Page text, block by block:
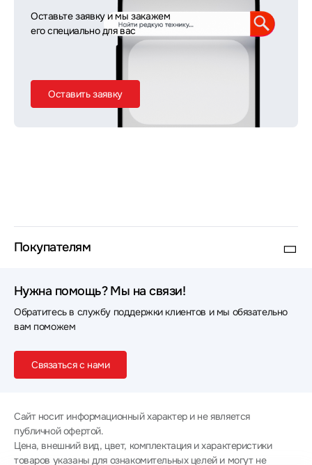
Оставьте заявку и мы закажем
его специально для вас
Оставить заявку
Покупателям
Нужна помощь? Мы на связи!
Обратитесь в службу поддержки клиентов и мы обязательно
вам поможем
Связаться с нами
Сайт носит информационный характер и не является
публичной офертой.
Цена, внешний вид, цвет, комплектация и характеристики
товаров указаны для ознакомительных целей и могут не